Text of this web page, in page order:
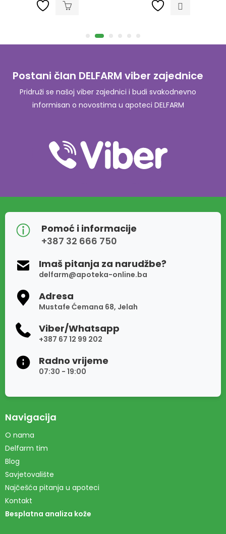
Postani član DELFARM viber zajednice
Pridruži se našoj viber zajednici i budi svakodnevno
informisan o novostima u apoteci DELFARM
Pomoć i informacije
+387 32 666 750
Imaš pitanja za narudžbe?
delfarm@apoteka-online.ba
Adresa
Mustafe Ćemana 68, Jelah
Viber/Whatsapp
+387 67 12 99 202
Radno vrijeme
07:30 - 19:00
Navigacija
O nama
Delfarm tim
Blog
Savjetovalište
Najčešća pitanja u apoteci
Kontakt
Besplatna analiza kože